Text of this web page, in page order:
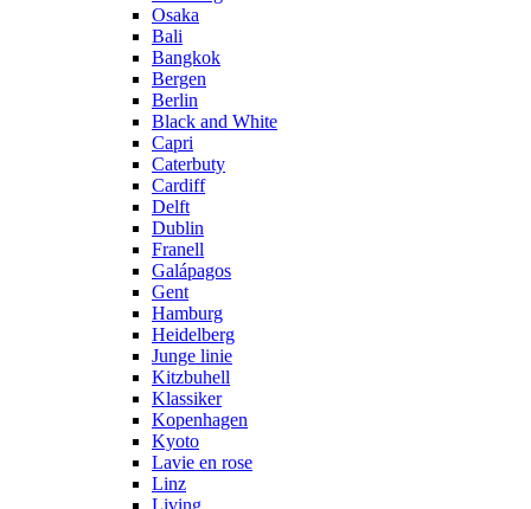
Osaka
Bali
Bangkok
Bergen
Berlin
Black and White
Capri
Caterbuty
Cardiff
Delft
Dublin
Franell
Galápagos
Gent
Hamburg
Heidelberg
Junge linie
Kitzbuhell
Klassiker
Kopenhagen
Kyoto
Lavie en rose
Linz
Living